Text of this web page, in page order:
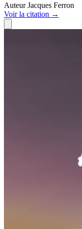
Auteur Jacques Ferron
Voirla citation →